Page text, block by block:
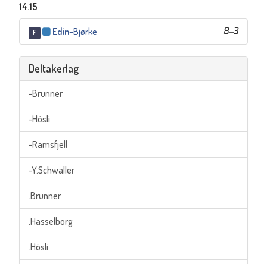
14.15
F 8–3
Edin–Bjørke
Deltakerlag
-Brunner
-Hösli
-Ramsfjell
-Y.Schwaller
.Brunner
.Hasselborg
.Hösli